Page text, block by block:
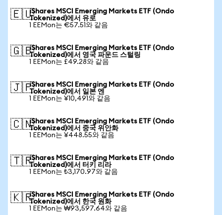
🇪🇺iShares MSCI Emerging Markets ETF (Ondo
Tokenized)에서 유로
1 EEMon는 €57.51와 같음
🇬🇧iShares MSCI Emerging Markets ETF (Ondo
Tokenized)에서 영국 파운드 스털링
1 EEMon는 £49.28와 같음
🇯🇵iShares MSCI Emerging Markets ETF (Ondo
Tokenized)에서 일본 엔
1 EEMon는 ¥10,491와 같음
🇨🇳iShares MSCI Emerging Markets ETF (Ondo
Tokenized)에서 중국 위안화
1 EEMon는 ¥448.55와 같음
🇹🇷iShares MSCI Emerging Markets ETF (Ondo
Tokenized)에서 터키 리라
1 EEMon는 ₺3,170.97와 같음
🇰🇷iShares MSCI Emerging Markets ETF (Ondo
Tokenized)에서 한국 원화
1 EEMon는 ₩93,597.64와 같음